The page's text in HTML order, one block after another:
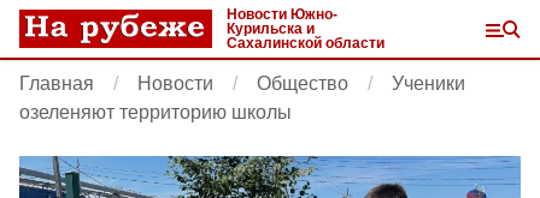
Новости Южно-
Курильска и
Сахалинской области
Главная Новости Общество
Ученики
озеленяют территорию школы